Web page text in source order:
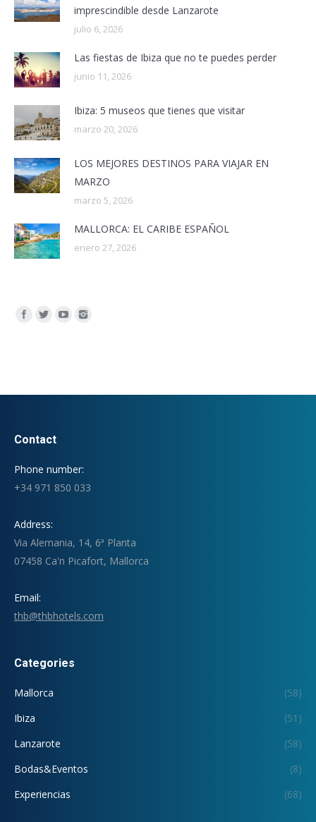
imprescindible desde Lanzarote
julio 6, 2026
Las fiestas de Ibiza que no te puedes perder
junio 11, 2026
Ibiza: 5 museos que tienes que visitar
marzo 20, 2026
LOS MEJORES DESTINOS PARA VIAJAR EN
MARZO
marzo 5, 2026
MALLORCA: EL CARIBE ESPAÑOL
enero 27, 2026
Encuéntranos en:
Contact
Phone number:
+34 971 850 033
Address:
Via Alemania, 14, 6ª Planta
07458 Ca'n Picafort, Mallorca
Email:
thb@thbhotels.com
Categories
Mallorca
(58)
Ibiza
(51)
Lanzarote
(58)
Bodas&Eventos
(8)
Experiencias
(68)